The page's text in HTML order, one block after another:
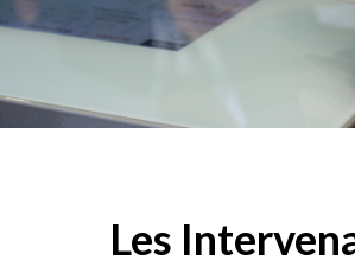
Les